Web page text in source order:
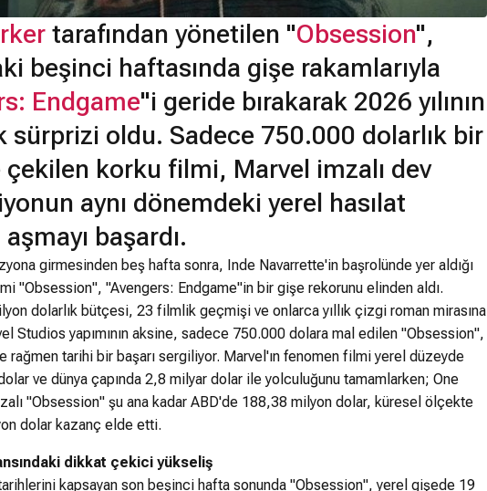
tarafından yönetilen "Obsession",
beşinci haftasında gişe rakamlarıyla
Endgame"i geride bırakarak 2026 yılının
sürprizi oldu. Sadece 750.000 dolarlık bir
çekilen korku filmi, Marvel imzalı dev
aynı dönemdeki yerel hasılat
başardı.
girmesinden beş hafta sonra, Inde Navarrette'in başrolünde yer aldığı
"Obsession", "Avengers: Endgame"in bir gişe rekorunu elinden aldı.
dolarlık bütçesi, 23 filmlik geçmişi ve onlarca yıllık çizgi roman mirasına
Studios yapımının aksine, sadece 750.000 dolara mal edilen "Obsession",
rağmen tarihi bir başarı sergiliyor. Marvel'ın fenomen filmi yerel düzeyde
ve dünya çapında 2,8 milyar dolar ile yolculuğunu tamamlarken; One
"Obsession" şu ana kadar ABD'de 188,38 milyon dolar, küresel ölçekte
dolar kazanç elde etti.
dikkat çekici yükseliş
kapsayan son beşinci hafta sonunda "Obsession", yerel gişede 19